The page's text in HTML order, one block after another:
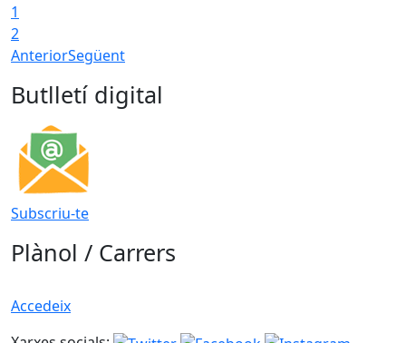
1
2
AnteriorSegüent
Butlletí digital
Subscriu-te
Plànol / Carrers
Accedeix